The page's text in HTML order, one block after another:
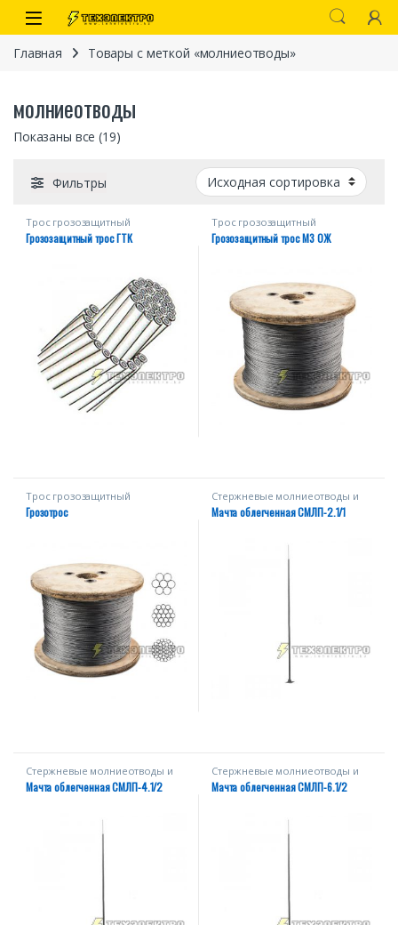
Перейти к навигации
перейти к содержанию
Open
Главная Товары с меткой «молниеотводы»
молниеотводы
Показаны все (19)
Фильтры
Трос грозозащитный
(грозотрос)
Грозозащитный трос ГТК
Трос грозозащитный
(грозотрос)
Грозозащитный трос МЗ ОЖ
Трос грозозащитный
(грозотрос)
Грозотрос
Стержневые молниеотводы и
мачты
Мачта облегченная СМЛП-2.1/1
Стержневые молниеотводы и
мачты
Мачта облегченная СМЛП-4.1/2
Стержневые молниеотводы и
мачты
Мачта облегченная СМЛП-6.1/2